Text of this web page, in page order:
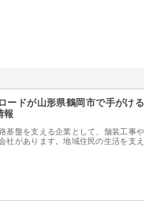
ードが山形県鶴岡市で手がける
報
基盤を支える企業として、舗装工事や
社があります。地域住民の生活を支え